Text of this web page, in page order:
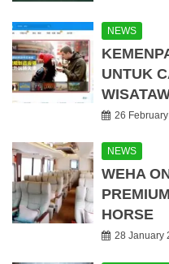
NEWS
UNTUK
26
NEWS
WEHA
HORSE
28 January